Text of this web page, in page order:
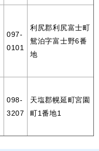
097-
0101
利尻郡利尻富士町
鴛泊字富士野6番
地
098-
3207
天塩郡幌延町宮園
町1番地1